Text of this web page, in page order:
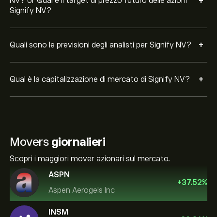
Signify NV?
Quali sono le previsioni degli analisti per Signify NV? +
Qual è la capitalizzazione di mercato di Signify NV? +
Movers giornalieri
Scopri i maggiori mover azionari sul mercato.
ASPN
Aspen Aerogels Inc
+37.52%
INSM